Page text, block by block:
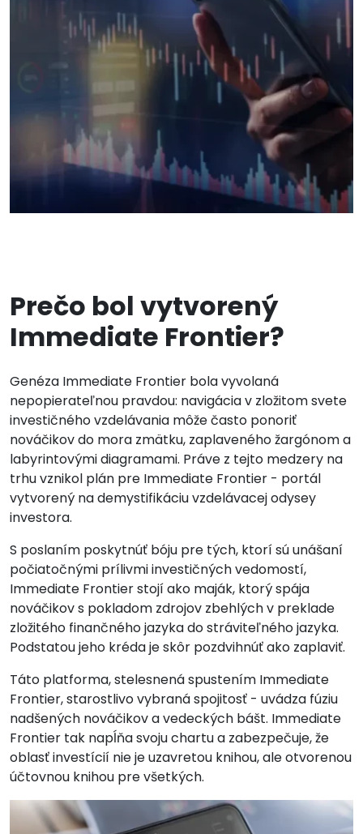
Prečo bol vytvorený
Immediate Frontier?
Genéza Immediate Frontier bola vyvolaná
nepopierateľnou pravdou: navigácia v zložitom svete
investičného vzdelávania môže často ponoriť
nováčikov do mora zmätku, zaplaveného žargónom a
labyrintovými diagramami. Práve z tejto medzery na
trhu vznikol plán pre Immediate Frontier - portál
vytvorený na demystifikáciu vzdelávacej odysey
investora.
S poslaním poskytnúť bóju pre tých, ktorí sú unášaní
počiatočnými prílivmi investičných vedomostí,
Immediate Frontier stojí ako maják, ktorý spája
nováčikov s pokladom zdrojov zbehlých v preklade
zložitého finančného jazyka do stráviteľného jazyka.
Podstatou jeho kréda je skôr pozdvihnúť ako zaplaviť.
Táto platforma, stelesnená spustením Immediate
Frontier, starostlivo vybraná spojitosť - uvádza fúziu
nadšených nováčikov a vedeckých bášt. Immediate
Frontier tak napĺňa svoju chartu a zabezpečuje, že
oblasť investícií nie je uzavretou knihou, ale otvorenou
účtovnou knihou pre všetkých.